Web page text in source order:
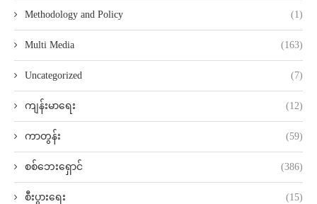
Methodology and Policy (1)
Multi Media (163)
Uncategorized (7)
ကျန်းမာရေး (12)
ကာတွန်း (59)
စစ်ဘေးရှောင် (386)
စီးပွားရေး (15)